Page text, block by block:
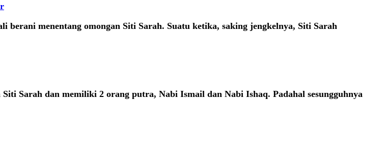
menentang omongan Siti Sarah. Suatu ketika, saking jengkelnya, Siti Sarah
Sarah dan memiliki 2 orang putra, Nabi Ismail dan Nabi Ishaq. Padahal sesungguhnya